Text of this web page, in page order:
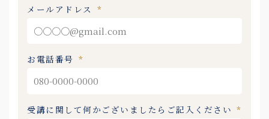
メールアドレス
お電話番号
受講に関して何かございましたらご記入ください